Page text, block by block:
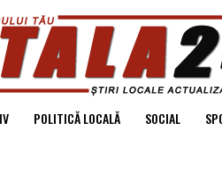
POLITICĂ LOCALĂ SOCIAL